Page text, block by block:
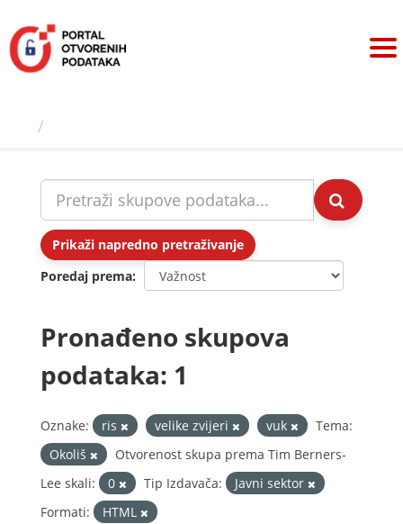
sadržaj
Prikaži napredno pretraživanje
Poredaj prema
Pronađeno skupova
podataka: 1
Oznake: ris velike zvijeri vuk
Tema:
Okoliš
Otvorenost skupa prema Tim Berners-
Lee skali:
0 Tip Izdavača:
Javni sektor
Formati:
HTML